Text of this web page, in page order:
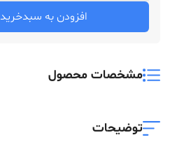
افزودن به سبدخرید
مشخصات محصول
توضیحات